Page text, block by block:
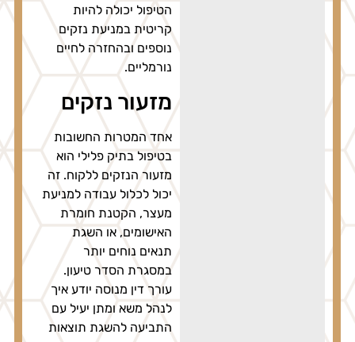
הטיפול יכולה להיות
קריטית במניעת נזקים
נוספים ובהחזרה לחיים
נורמליים.
מזעור נזקים
אחד המטרות החשובות
בטיפול בתיק פלילי הוא
מזעור הנזקים ללקוח. זה
יכול לכלול עבודה למניעת
מעצר, הקטנת חומרת
האישומים, או השגת
תנאים נוחים יותר
במסגרת הסדר טיעון.
עורך דין מנוסה יודע איך
לנהל משא ומתן יעיל עם
התביעה להשגת תוצאות